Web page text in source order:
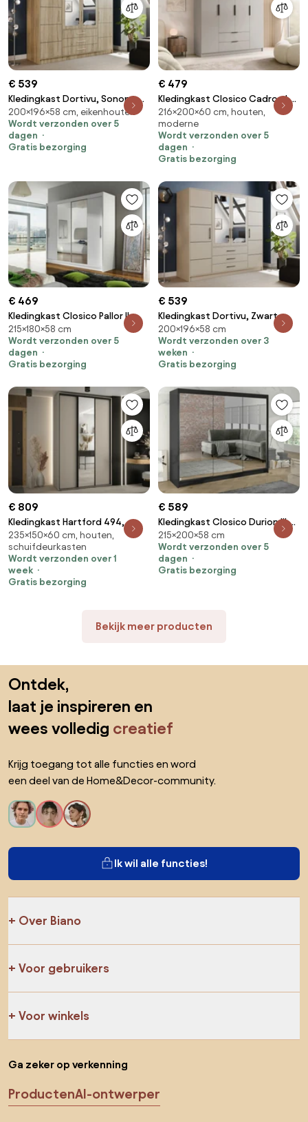
€ 539
Kledingkast Dortivu, Sonoma
eik, Zilver, 200x196x58cm, 174
kg, Kledingkast deuren: Met
scharnieren
200×196×58 cm, eikenhouten
Wordt verzonden over 5
dagen
Gratis bezorging
€ 479
Kledingkast Closico Cadron I,
Kasjmier, Zwart,
216x200x60cm, 203 kg,
Kledingkast deuren: Met
scharnieren
216×200×60 cm, houten,
moderne
Wordt verzonden over 5
dagen
Gratis bezorging
€ 469
Kledingkast Closico Pallor II,
Wit, 215x180x58cm, 147 kg,
Kledingkast deuren: Schuivend,
Aantal planken: 5, Aantal
215×180×58 cm
Wordt verzonden over 5
dagen
Gratis bezorging
€ 539
Kledingkast Dortivu, Zwart,
Kasjmier, 200x196x58cm, 174
kg, Kledingkast deuren: Met
scharnieren
200×196×58 cm
Wordt verzonden over 3
weken
Gratis bezorging
€ 809
Kledingkast Hartford 494,
Zwart, Kasjmier, 235x150x60cm,
141.9 kg, Kledingkast deuren:
Schuivend
235×150×60 cm, houten,
schuifdeurkasten
Wordt verzonden over 1
week
Gratis bezorging
€ 589
Kledingkast Closico Durion III,
Zwart, 215x200x58cm, 191 kg,
Kledingkast deuren: Schuivend,
Aantal planken: 9, Aantal
planken: 9
215×200×58 cm
Wordt verzonden over 5
dagen
Gratis bezorging
Bekijk meer producten
Ontdek,
laat je inspireren en
wees volledig creatief
Krijg toegang tot alle functies en word
een deel van de Home&Decor-community.
Ik wil alle functies!
Over Biano
Voor gebruikers
Voor winkels
Ga zeker op verkenning
ProductenAI-ontwerper